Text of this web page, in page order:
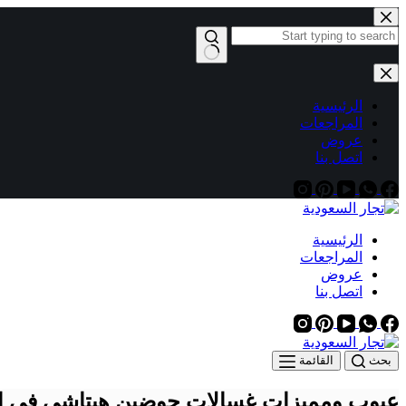
الرئيسية
المراجعات
عروض
اتصل بنا
الرئيسية
المراجعات
عروض
اتصل بنا
بحث القائمة